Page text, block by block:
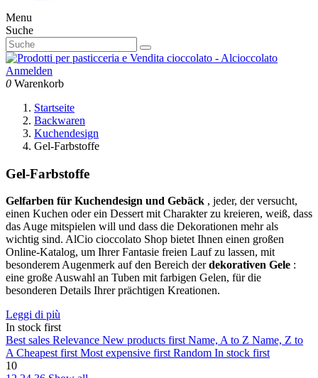
Menu
Suche
Anmelden
0 Warenkorb
Startseite
Backwaren
Kuchendesign
Gel-Farbstoffe
Gel-Farbstoffe
Gelfarben für Kuchendesign und Gebäck , jeder, der versucht,
einen Kuchen oder ein Dessert mit Charakter zu kreieren, weiß, dass
das Auge mitspielen will und dass die Dekorationen mehr als
wichtig sind. AlCio cioccolato Shop bietet Ihnen einen großen
Online-Katalog, um Ihrer Fantasie freien Lauf zu lassen, mit
besonderem Augenmerk auf den Bereich derdekorativen Gele :
eine große Auswahl an Tuben mit farbigen Gelen, für die
besonderen Details Ihrer prächtigen Kreationen.
Leggi di più
In stock first
Best sales Relevance New products firstName, A to Z Name, Z to
ACheapest firstMost expensive firstRandom In stock first
10